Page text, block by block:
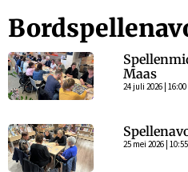
Maas
24 juli 2026 | 16:00
25 mei 2026 | 10:55